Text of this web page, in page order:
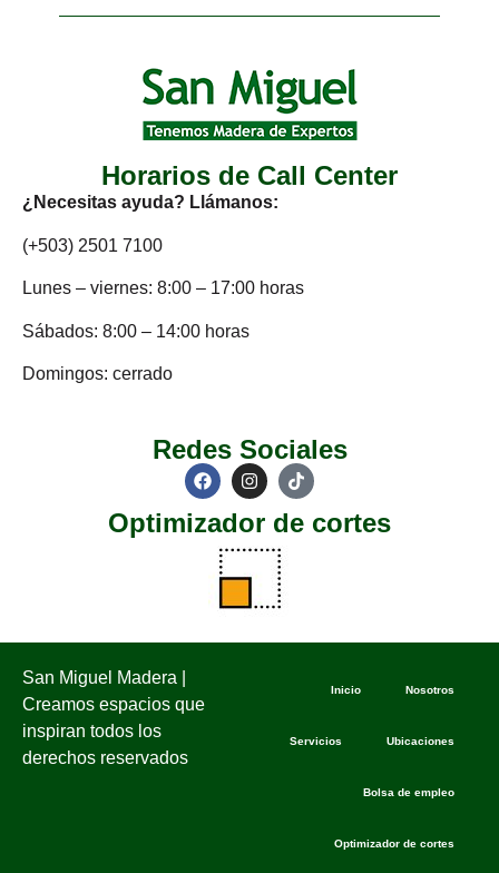
Horarios de Call Center
¿Necesitas ayuda? Llámanos:
(+503) 2501 7100
Lunes – viernes: 8:00 – 17:00 horas
Sábados: 8:00 – 14:00 horas
Domingos: cerrado
Redes Sociales
Optimizador de cortes
San Miguel Madera |
Creamos espacios que
inspiran todos los
derechos reservados
Inicio Nosotros
Servicios Ubicaciones
Bolsa de empleo
Optimizador de cortes